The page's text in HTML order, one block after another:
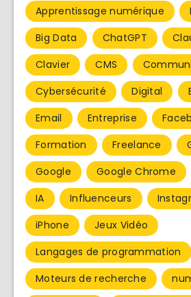
Apprentissage numérique
Big Data
ChatGPT
Clavier
CMS
Cybersécurité
Digital
Email
Entreprise
Formation
Freelance
Google
Google Chrome
IA
Influenceurs
iPhone
Jeux Vidéo
Langages de programmation
Moteurs de recherche